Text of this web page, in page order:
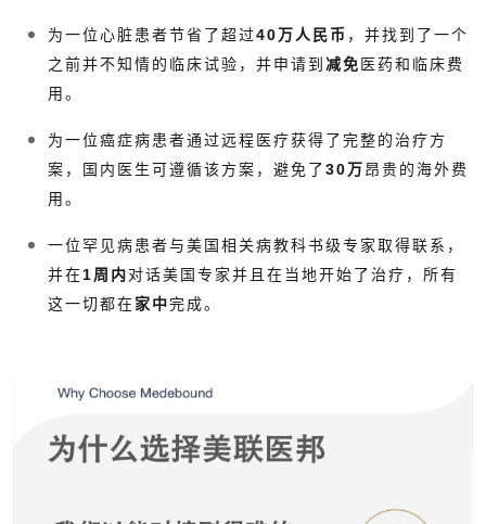
为一位心脏患者节省了超过40万人民币 ，并找到了一个
之前并不知情的临床试验，并申请到 减免 医药和临床费
用。
为一位癌症病患者通过远程医疗获得了完整的治疗方
案，国内医生可遵循该方案，避免了30万昂贵的海外费
用。
一位罕见病患者与美国相关病教科书级专家取得联系，
并在1周内对话美国专家并且在当地开始了治疗，所有
这一切都在家中完成。